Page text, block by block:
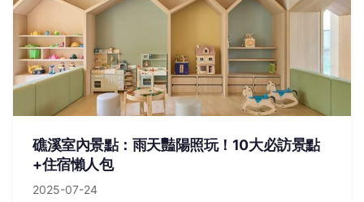
礁溪室內景點：雨天豔陽照玩！10大必訪景點
+住宿懶人包
2025-07-24